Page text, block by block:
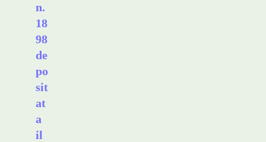
n.
18
98
de
po
sit
at
a
il